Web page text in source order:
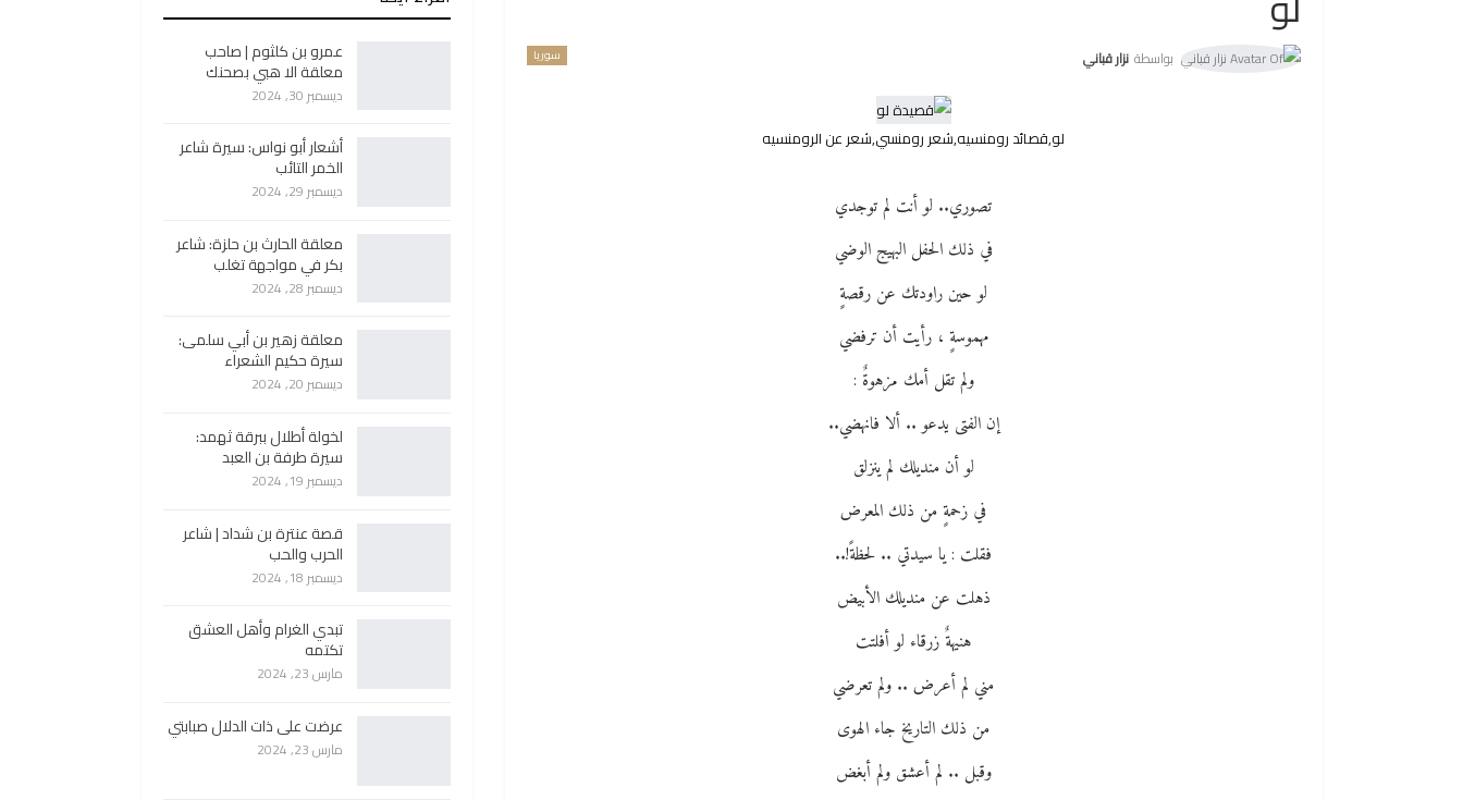
سوريا بواسطة نزار قباني
لو,قصائد رومنسيه,شعر رومنسي,شعر عن الرومنسيه
تصوري.. لو أنت لم توجدي
في ذلك الحفل البهيج الوضي
لو حين راودتك عن رقصةٍ
مهموسةٍ ، رأيت أن ترفضي
ولم تقل أمك مزهوةٌ :
إن الفتى يدعو .. ألا فانهضي..
لو أن منديلك لم ينزلق
في زحمةٍ من ذلك المعرض
فقلت : يا سيدتي .. لحظةً!..
ذهلت عن منديلك الأبيض
هنيهةٌ زرقاء لو أفلتت
مني لم أعرض .. ولم تعرضي
من ذلك التاريخ جاء الهوى
وقبل .. لم أعشق ولم أبغض
عمرو بن كلثوم | صاحب
معلقة الا هبي بصحنك
ديسمبر 30, 2024
أشعار أبو نواس: سيرة شاعر
الخمر التائب
ديسمبر 29, 2024
معلقة الحارث بن حلزة: شاعر
بكر في مواجهة تغلب
ديسمبر 28, 2024
معلقة زهير بن أبي سلمى:
سيرة حكيم الشعراء
ديسمبر 20, 2024
لخولة أطلال ببرقة ثهمد:
سيرة طرفة بن العبد
ديسمبر 19, 2024
قصة عنترة بن شداد | شاعر
الحرب والحب
ديسمبر 18, 2024
تبدي الغرام وأهل العشق
تكتمه
مارس 23, 2024
عرضت على ذات الدلال صبابتي
مارس 23, 2024